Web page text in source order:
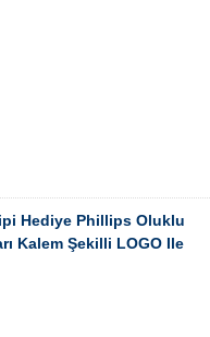
Hediye Phillips Oluklu
Kalem Şekilli LOGO Ile